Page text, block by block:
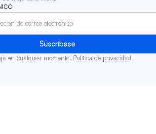
en cualquier momento. Política de privacidad